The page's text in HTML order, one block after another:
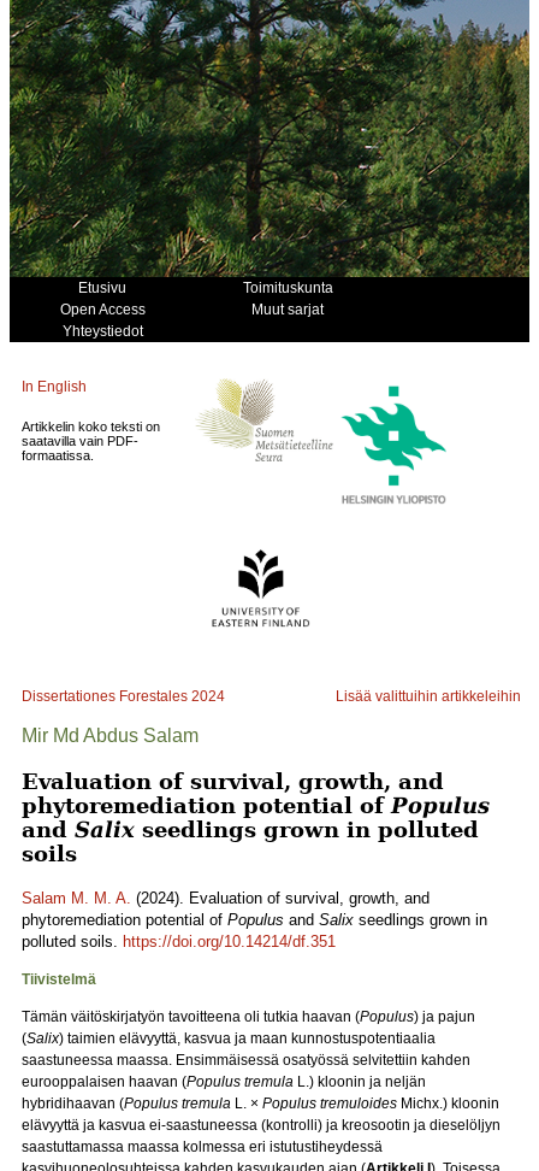
Etusivu
Toimituskunta
Open Access
Muut sarjat
Yhteystiedot
In English
Artikkelin koko teksti on
saatavilla vain PDF-
formaatissa.
Dissertationes Forestales 2024 Lisää valittuihin artikkeleihin
Mir Md Abdus Salam
Evaluation of survival, growth, and
phytoremediation potential of Populus
and Salix seedlings grown in polluted
soils
Salam M. M. A. (2024). Evaluation of survival, growth, and
phytoremediation potential of Populus and Salix seedlings grown in
polluted soils. https://doi.org/10.14214/df.351
Tiivistelmä
Tämän väitöskirjatyön tavoitteena oli tutkia haavan (Populus) ja pajun
(Salix) taimien elävyyttä, kasvua ja maan kunnostuspotentiaalia
saastuneessa maassa. Ensimmäisessä osatyössä selvitettiin kahden
eurooppalaisen haavan (Populus tremula L.) kloonin ja neljän
hybridihaavan (Populus tremula L. × Populus tremuloides Michx.) kloonin
elävyyttä ja kasvua ei-saastuneessa (kontrolli) ja kreosootin ja dieselöljyn
saastuttamassa maassa kolmessa eri istutustiheydessä